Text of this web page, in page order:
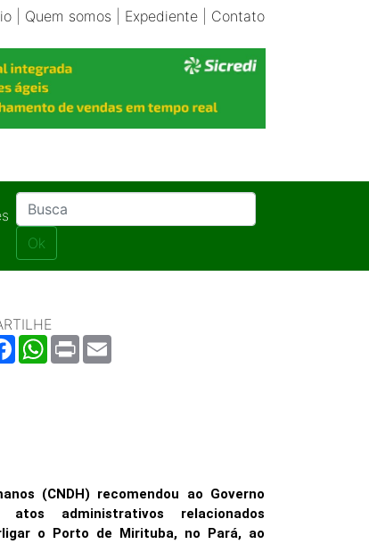
| Quem somos Expediente| Contato
Ok
FacebookWhatsApp
Print
(CNDH) recomendou ao Governo
administrativos relacionados
o Porto de Mirituba, no Pará, ao